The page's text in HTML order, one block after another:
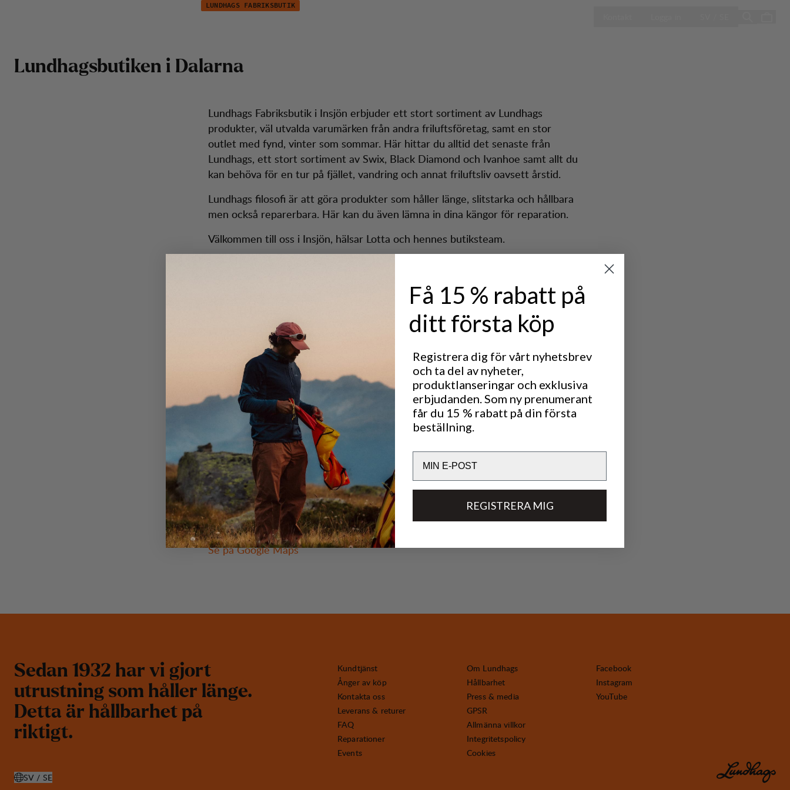
LUNDHAGS FABRIKSBUTIK
Lundhagsbutiken i Dalarna
Lundhags Fabriksbutik i Insjön erbjuder ett stort sortiment av Lundhags
produkter, väl utvalda varumärken från andra friluftsföretag, samt en stor
outlet med fynd, vinter som sommar. Här hittar du alltid det senaste från
Lundhags, ett stort sortiment av Swix, Black Diamond och Ivanhoe samt allt du
kan behöva för en tur på fjället, vandring och annat friluftsliv oavsett årstid.
Lundhags filosofi är att göra produkter som håller länge, slitstarka och hållbara
men också reparerbara. Här kan du även lämna in dina kängor för reparation.
Välkommen till oss i Insjön, hälsar Lotta och hennes butiksteam.
Måndag - Fredag: 10:00 - 19:00
Lördag: 10:00 - 16:00
Söndag: 11:00 - 16:00
Kontakta oss
store.insjon@lundhags.com
Telefonnummer: +46 247-64630
Customer support
Besök oss
Ahrnebergs väg 53, 793 41 Insjön
Se på Google Maps
Sedan 1932 har vi gjort
utrustning som håller länge.
Detta är hållbarhet på
riktigt.
Kundtjänst
Ånger av köp
Kontakta oss
Leverans & returer
FAQ
Reparationer
Events
Om Lundhags
Hållbarhet
Press & media
GPSR
Allmänna villkor
Integritetspolicy
Cookies
Facebook
Instagram
YouTube
SV / SE
ÖPPNA VÄLJ LAND
Få 15 % rabatt på
ditt första köp
Registrera dig för vårt nyhetsbrev
och ta del av nyheter,
produktlanseringar och exklusiva
erbjudanden. Som ny prenumerant
får du 15 % rabatt på din första
beställning.
REGISTRERA MIG